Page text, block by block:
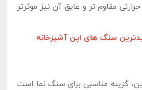
حرارتی مقاوم‌ تر و عایق آن نیز موثرتر
سنگ های اپن آشپزخانه
گزینه مناسبی برای سنگ نما است